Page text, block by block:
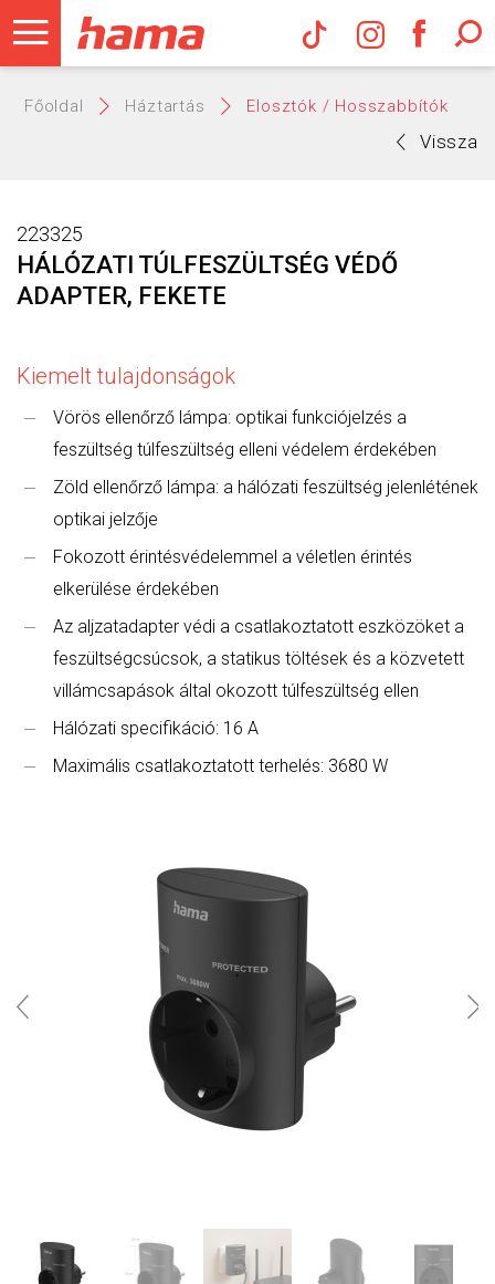
Hama
Főoldal Háztartás Elosztók / Hosszabbítók
Vissza
223325
HÁLÓZATI TÚLFESZÜLTSÉG VÉDŐ
ADAPTER, FEKETE
Kiemelt tulajdonságok
Vörös ellenőrző lámpa: optikai funkciójelzés a
feszültség túlfeszültség elleni védelem érdekében
Zöld ellenőrző lámpa: a hálózati feszültség jelenlétének
optikai jelzője
Fokozott érintésvédelemmel a véletlen érintés
elkerülése érdekében
Az aljzatadapter védi a csatlakoztatott eszközöket a
feszültségcsúcsok, a statikus töltések és a közvetett
villámcsapások által okozott túlfeszültség ellen
Hálózati specifikáció: 16 A
Maximális csatlakoztatott terhelés: 3680 W